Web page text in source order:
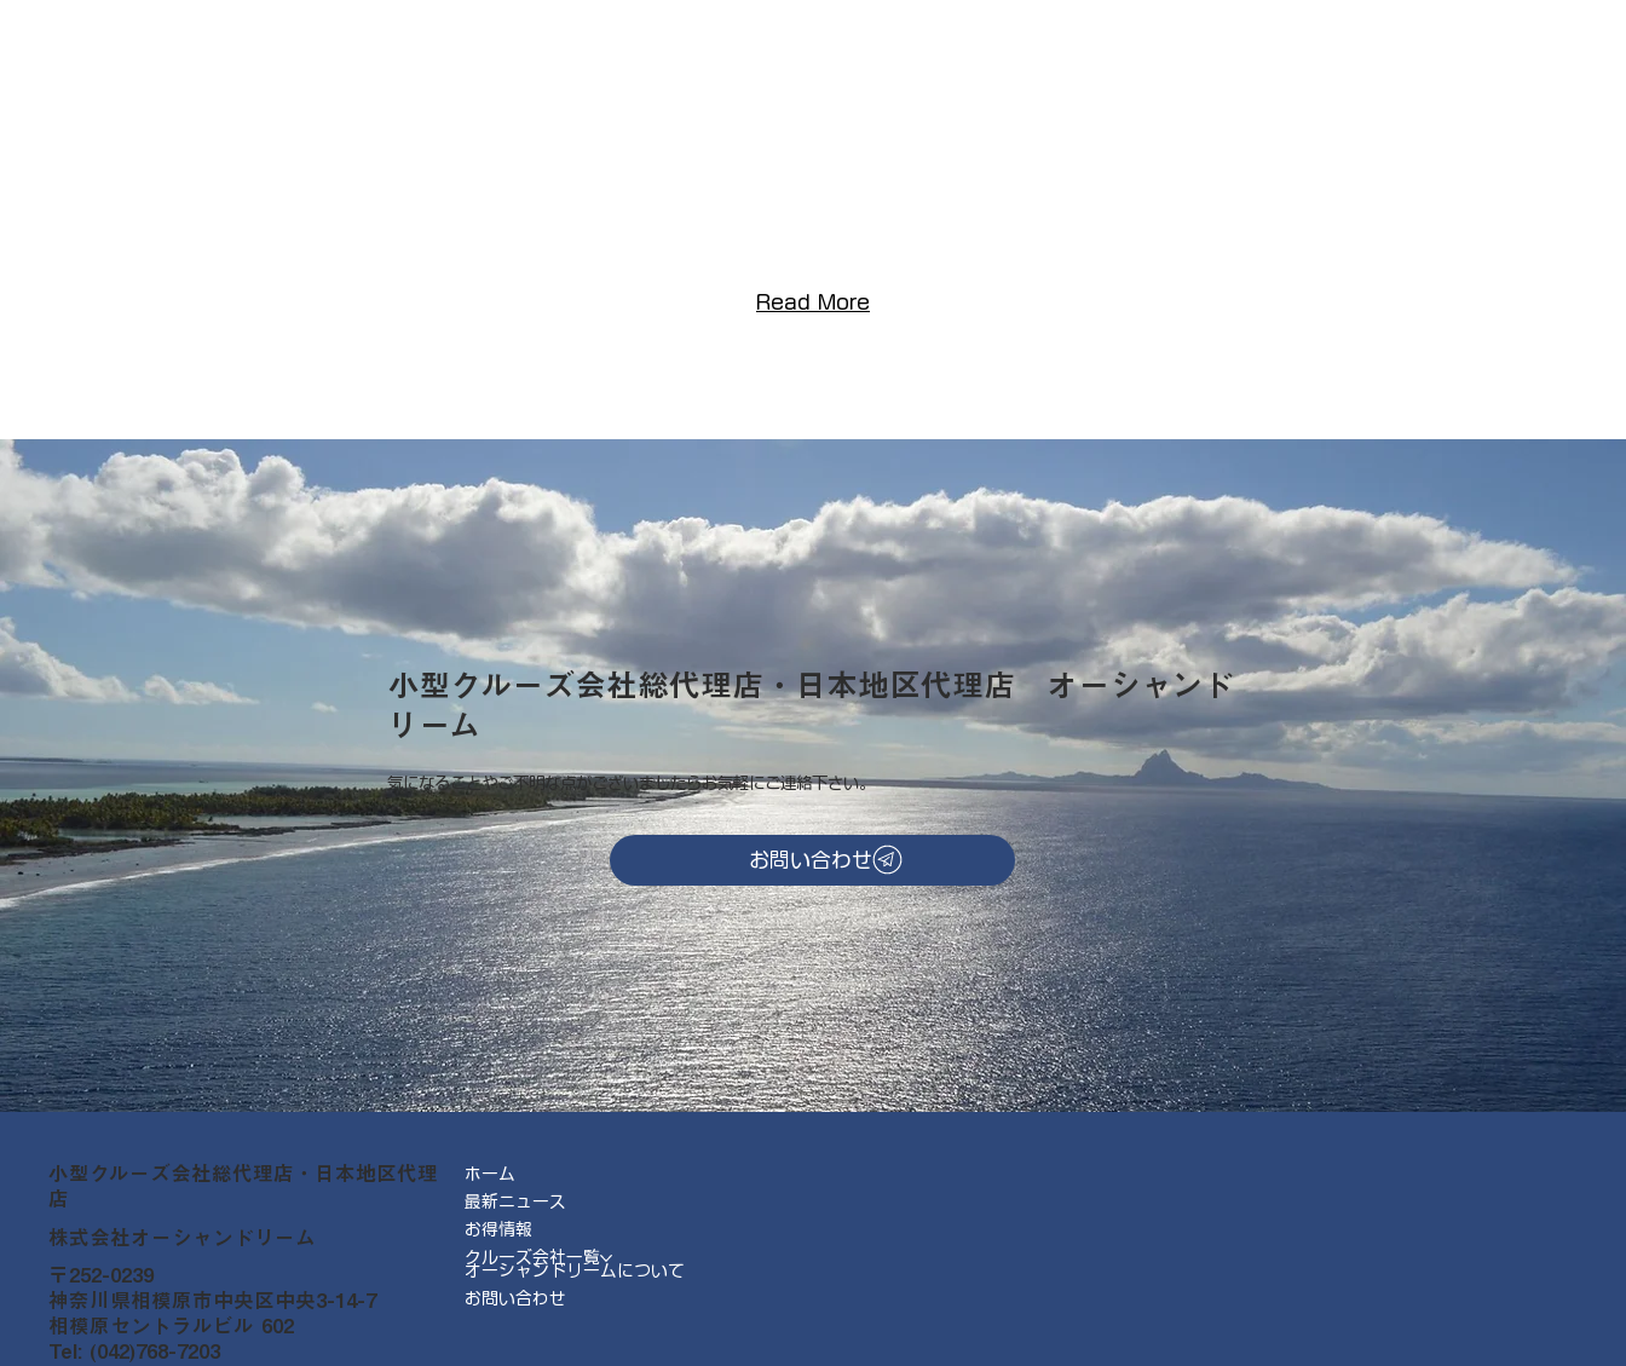
Read More
小型クルーズ会社総代理店・日本地区代理店 オーシャンド
リーム
気になることやご不明な点がございましたらお気軽にご連絡下さい。
お問い合わせ
小型クルーズ会社総代理店・日本地区代理
店
株式会社オーシャンドリーム
〒252-0239
神奈川県相模原市中央区中央3-14-7
相模原セントラルビル 602
Tel: (042)768-7203
ホーム
最新ニュース
お得情報
クルーズ会社一覧
オーシャンドリームについて
お問い合わせ